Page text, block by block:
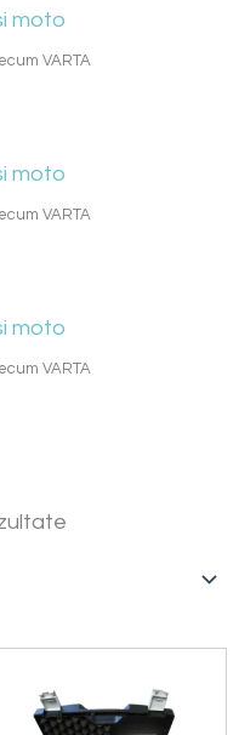
moto
VARTA
moto
VARTA
moto
VARTA